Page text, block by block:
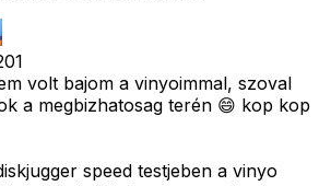
volt bajom a vinyoimmal, szoval
a megbizhatosag terén 😄 kop kop
speed testjeben a vinyo